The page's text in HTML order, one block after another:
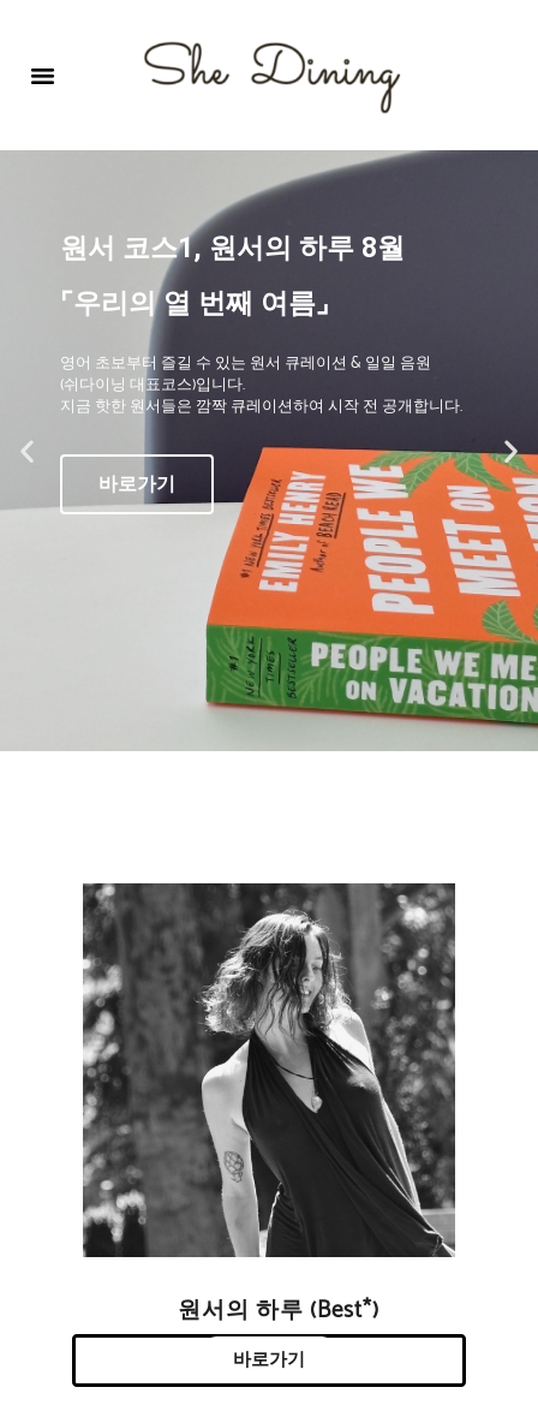
원서 코스1, 원서의 하루 8월
⌜우리의 열 번째 여름⌟
영어 초보부터 즐길 수 있는 원서 큐레이션 & 일일 음원
(쉬다이닝 대표코스)입니다.
지금 핫한 원서들은 깜짝 큐레이션하여 시작 전 공개합니다.
바로가기
원서의 하루 (Best*)
바로가기